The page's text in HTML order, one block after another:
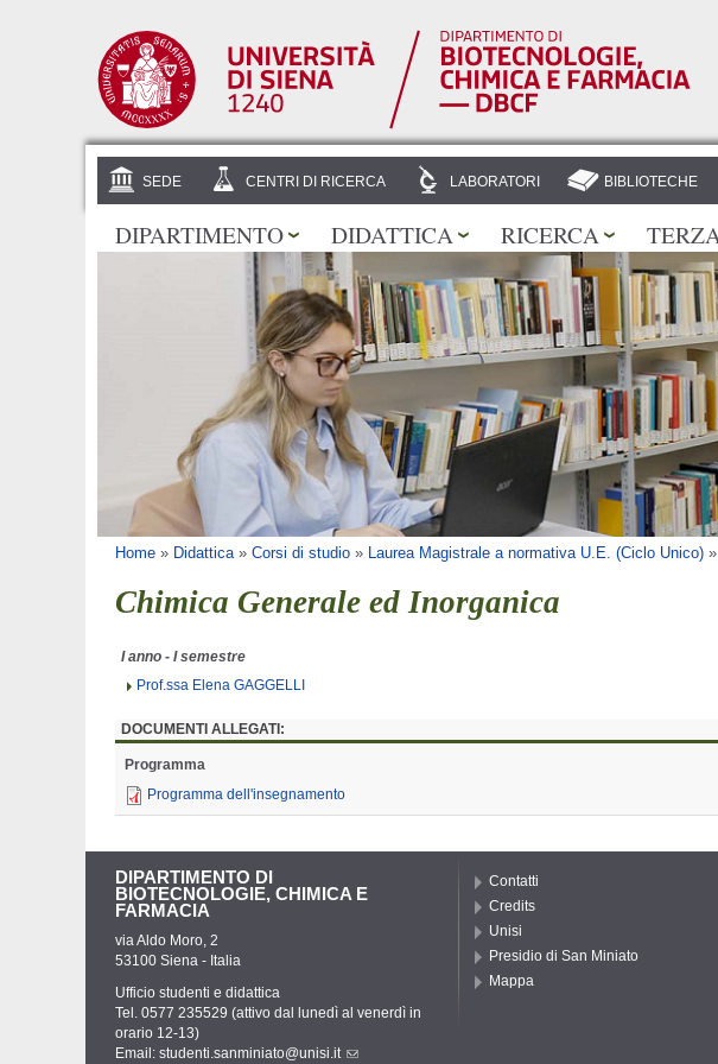
SEDE CENTRI DI RICERCA LABORATORI BIBLIOTECHE
DIPARTIMENTO DIDATTICA RICERCA
Tu sei qui
Home » Didattica» Corsi di studio » Laurea Magistrale a normativa U.E. (Ciclo Unico) »
Chimica Generale ed Inorganica
I anno - I semestre
Prof.ssa Elena GAGGELLI
DOCUMENTI ALLEGATI:
Programma
Programma dell'insegnamento
DIPARTIMENTO DI
BIOTECNOLOGIE, CHIMICA E
FARMACIA
via Aldo Moro, 2
53100 Siena - Italia
Ufficio studenti e didattica
Tel. 0577 235529 (attivo dal lunedì al venerdì in
orario 12-13)
Email: studenti.sanminiato@unisi.it
Contatti
Credits
Unisi
Presidio di San Miniato
Mappa